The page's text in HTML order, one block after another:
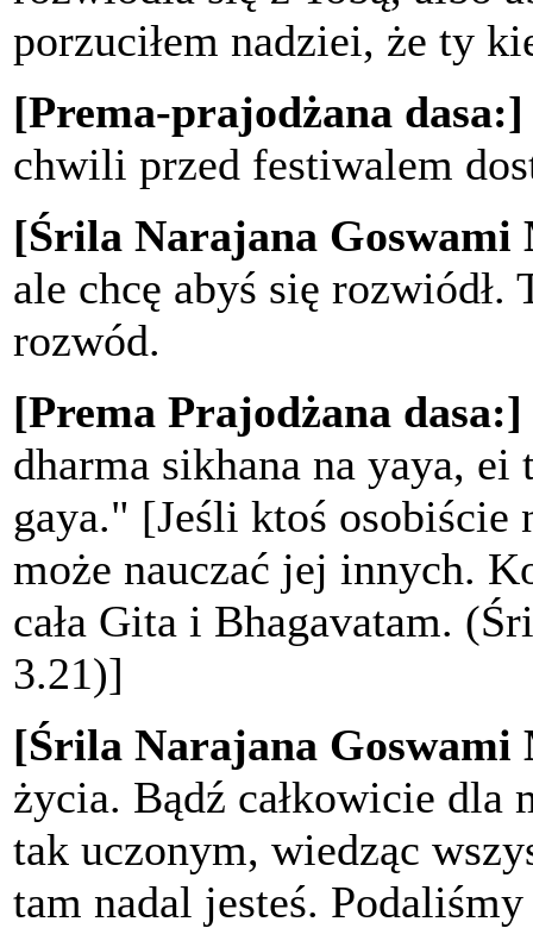
porzuciłem nadziei, że ty
[Prema-prajodżana dasa:]
chwili przed festiwalem
[Śrila Narajana Goswami
ale chcę abyś się
rozwód.
[Prema Prajodżana dasa:]
dharma sikhana na yaya, ei
gaya." [Jeśli ktoś osobiście
może nauczać jej innych.
cała Gita i Bhagavatam.
3.21)]
[Śrila Narajana Goswami
życia. Bądź całkowicie dla
tak uczonym, wiedząc
tam nadal jesteś.